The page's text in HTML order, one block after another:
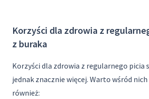
Korzyści dla zdrowia z
z buraka
Korzyści dla zdrowia z regularnego picia
jednak znacznie więcej. Warto wśród
również: